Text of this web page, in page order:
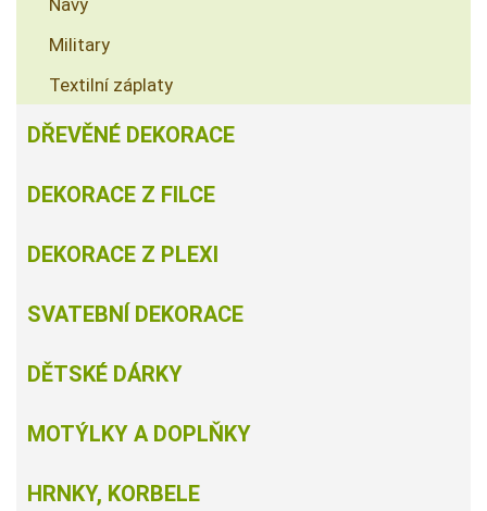
Navy
Military
Textilní záplaty
DŘEVĚNÉ DEKORACE
DEKORACE Z FILCE
DEKORACE Z PLEXI
SVATEBNÍ DEKORACE
DĚTSKÉ DÁRKY
MOTÝLKY A DOPLŇKY
HRNKY, KORBELE